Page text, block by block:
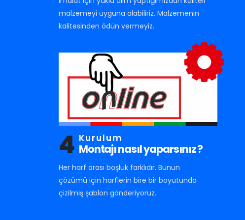
malzemeyi uyguna alabiliriz. Malzemenin
kalitesinden ödün vermeyiz.
4 Kurulum
Montajı nasıl yaparsınız ?
Her harf arası boşluk farklıdır. Bunun
çözümü için harflerin bire bir boyutunda
çizilmiş şablon gönderiyoruz.